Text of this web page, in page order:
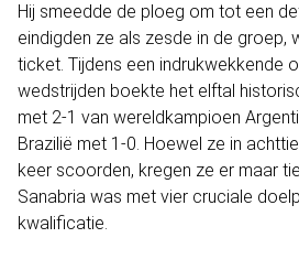
Hij smeedde de ploeg om tot een
eindigden ze als zesde in de
ticket. Tijdens een indrukwekkende
wedstrijden boekte het elftal
met 2-1 van wereldkampioen
Brazilië met 1-0. Hoewel ze in
keer scoorden, kregen ze er maar
Sanabria was met vier cruciale
kwalificatie.